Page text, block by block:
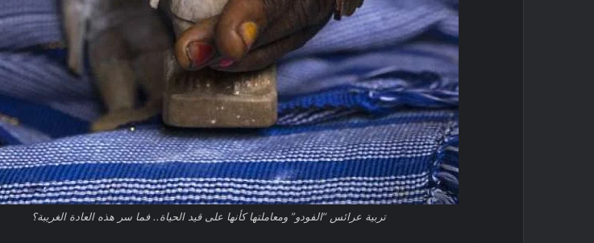
تربية عرائس “الفودو” ومعاملتها كأنها على قيد الحياة.. فما سر هذه العادة الغريبة؟